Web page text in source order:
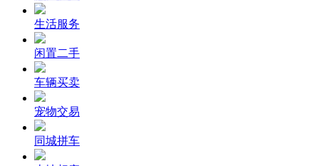
生活服务
闲置二手
车辆买卖
宠物交易
同城拼车